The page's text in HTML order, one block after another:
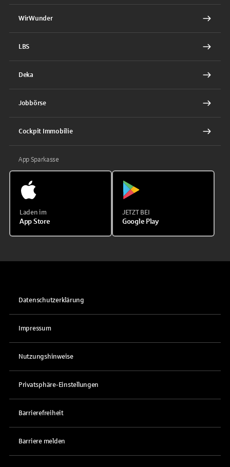
WirWunder
LBS
Deka
Jobbörse
Cockpit Immobilie
App Sparkasse
Laden im
App Store
JETZT BEI
Google Play
Datenschutzerklärung
Impressum
Nutzungshinweise
Privatsphäre-Einstellungen
Barrierefreiheit
Barriere melden